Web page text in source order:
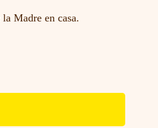
Madre en casa.